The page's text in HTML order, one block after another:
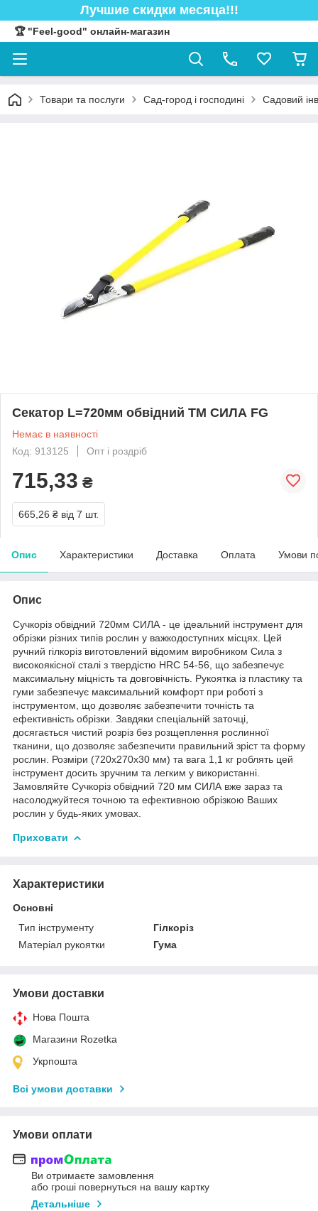
Лучшие скидки месяца!!!
🏆 "Feel-good" онлайн-магазин
Товари та послуги Сад-город і господині Садовий
Секатор L=720мм обвідний ТМ СИЛА FG
Немає в наявності
Код: 913125
Опт і роздріб
715,33 ₴
665,26 ₴ від 7 шт.
Опис Характеристики Доставка Оплата Умови
Опис
Сучкоріз обвідний 720мм СИЛА - це ідеальний інструмент для
обрізки різних типів рослин у важкодоступних місцях. Цей
ручний гілкоріз виготовлений відомим виробником Сила з
високоякісної сталі з твердістю HRC 54-56, що забезпечує
максимальну міцність та довговічність. Рукоятка із пластику та
гуми забезпечує максимальний комфорт при роботі з
інструментом, що дозволяє забезпечити точність та
ефективність обрізки. Завдяки спеціальній заточці,
досягається чистий розріз без розщеплення рослинної
тканини, що дозволяє забезпечити правильний зріст та форму
рослин. Розміри (720х270х30 мм) та вага 1,1 кг роблять цей
інструмент досить зручним та легким у використанні.
Замовляйте Сучкоріз обвідний 720 мм СИЛА вже зараз та
насолоджуйтеся точною та ефективною обрізкою Ваших
рослин у будь-яких умовах.
Приховати
Характеристики
Основні
Тип інструменту
Гілкоріз
Матеріал рукоятки
Гума
Умови доставки
Нова Пошта
Магазини Rozetka
Укрпошта
Всі умови доставки
Умови оплати
Ви отримаєте замовлення
або гроші повернуться на вашу картку
Детальніше